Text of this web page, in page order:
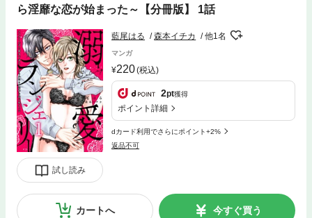
ら淫靡な恋が始まった～【分冊版】 1話
試し読み
藍尾はる 森本イチカ 他1名
マンガ
220(税込)
2pt獲得
ポイント詳細
dカード利用でさらにポイント+2%
返品不可
カートへ 今すぐ買う